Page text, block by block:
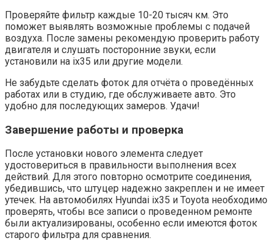
Проверяйте фильтр каждые 10-20 тысяч км. Это
поможет выявлять возможные проблемы с подачей
воздуха. После замены рекомендую проверить работу
двигателя и слушать посторонние звуки, если
установили на ix35 или другие модели.
Не забудьте сделать фоток для отчёта о проведённых
работах или в студию, где обслуживаете авто. Это
удобно для последующих замеров. Удачи!
Завершение работы и проверка
После установки нового элемента следует
удостовериться в правильности выполнения всех
действий. Для этого повторно осмотрите соединения,
убедившись, что штуцер надежно закреплен и не имеет
утечек. На автомобилях Hyundai ix35 и Toyota необходимо
проверять, чтобы все записи о проведенном ремонте
были актуализированы, особенно если имеются фоток
старого фильтра для сравнения.